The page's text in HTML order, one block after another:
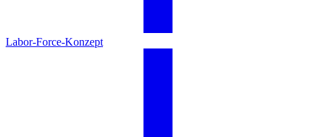
Labor-Force-Konzept